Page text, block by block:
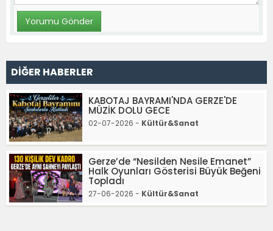
DİĞER HABERLER
KABOTAJ BAYRAMI'NDA GERZE'DE
MÜZİK DOLU GECE
02-07-2026 - Kültür&Sanat
Gerze’de “Nesilden Nesile Emanet”
Halk Oyunları Gösterisi Büyük Beğeni
Topladı
27-06-2026 - Kültür&Sanat